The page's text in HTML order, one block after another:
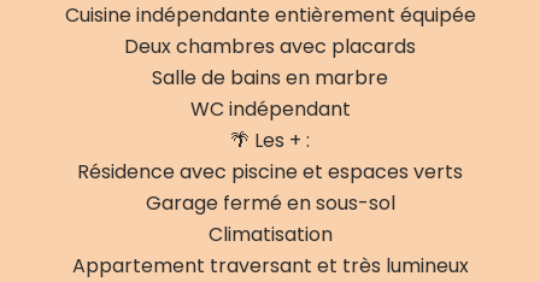
Cuisine indépendante entièrement équipée
Deux chambres avec placards
Salle de bains en marbre
WC indépendant
🌴 Les + :
Résidence avec piscine et espaces verts
Garage fermé en sous-sol
Climatisation
Appartement traversant et très lumineux